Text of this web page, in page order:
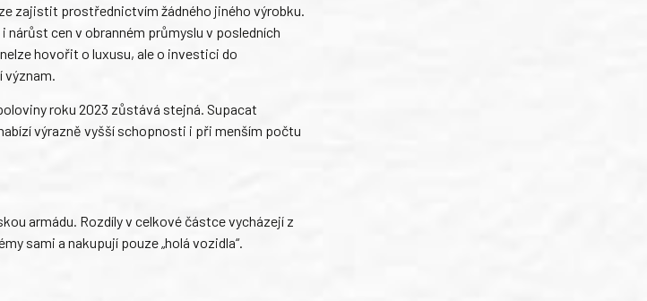
zajistit prostřednictvím žádného jiného výrobku.
cen v obranném průmyslu v posledních
hovořit o luxusu, ale o investici do
roku 2023 zůstává stejná. Supacat
výrazně vyšší schopnosti i při menším počtu
armádu. Rozdíly v celkové částce vycházejí z
sami a nakupují pouze „holá vozidla“.